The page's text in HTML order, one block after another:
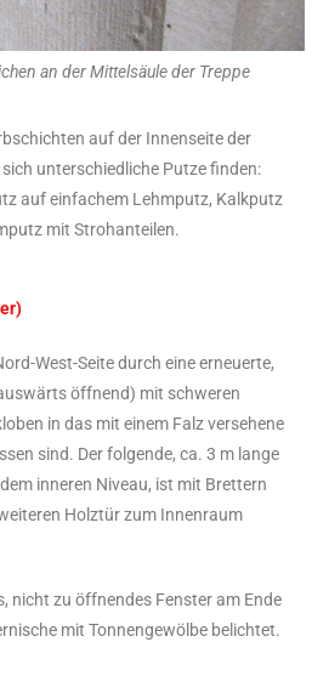
an der Mittelsäule der Treppe
auf der Innenseite der
unterschiedliche Putze finden:
auf einfachem Lehmputz, Kalkputz
mit Strohanteilen.
West-Seite durch eine erneuerte,
öffnend) mit schweren
in das mit einem Falz versehene
sind. Der folgende, ca. 3 m lange
inneren Niveau, ist mit Brettern
Holztür zum Innenraum
nicht zu öffnendes Fenster am Ende
mit Tonnengewölbe belichtet.